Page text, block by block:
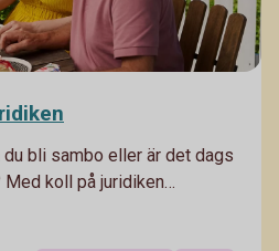
bli sambo eller är det dags
koll på juridiken
som är viktiga att känna till.